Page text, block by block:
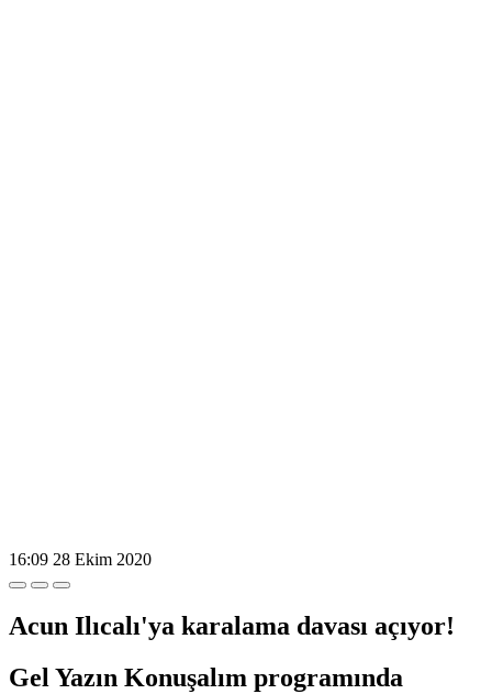
16:09 28 Ekim 2020
Acun Ilıcalı'ya karalama davası açıyor!
Gel Yazın Konuşalım programında